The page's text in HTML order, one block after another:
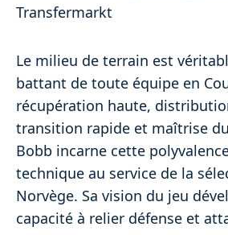
Transfermarkt
Le milieu de terrain est
battant de toute équipe en
récupération haute,
transition rapide et maîtrise
Bobb incarne cette
technique au service de la
Norvège. Sa vision du jeu
capacité à relier défense et